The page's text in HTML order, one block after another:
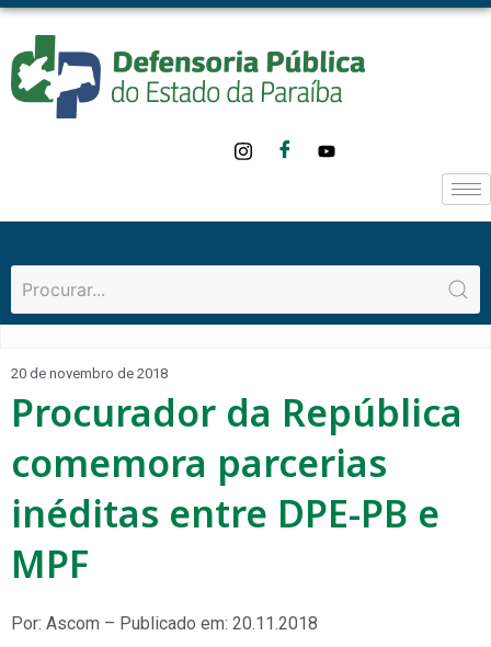
20 de novembro de 2018
Procurador da República
comemora parcerias
inéditas entre DPE-PB e
MPF
Por: Ascom – Publicado em: 20.11.2018